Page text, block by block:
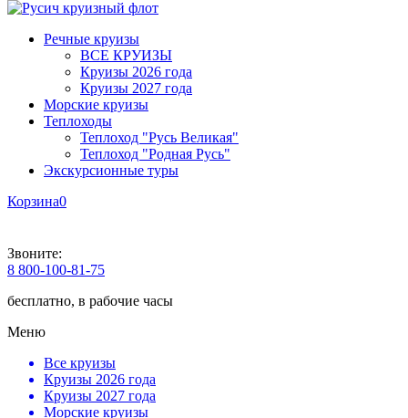
Речные круизы
ВСЕ КРУИЗЫ
Круизы 2026 года
Круизы 2027 года
Морские круизы
Теплоходы
Теплоход "Русь Великая"
Теплоход "Родная Русь"
Экскурсионные туры
Корзина0
Звоните:
8 800-100-81-75
бесплатно, в рабочие часы
Меню
Все круизы
Круизы 2026 года
Круизы 2027 года
Морские круизы